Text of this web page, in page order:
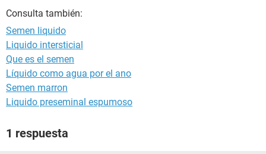
GLOSARIO
Consulta también:
Semen liquido
Liquido intersticial
Que es el semen
Líquido como agua por el ano
Semen marron
Liquido preseminal espumoso
1 respuesta